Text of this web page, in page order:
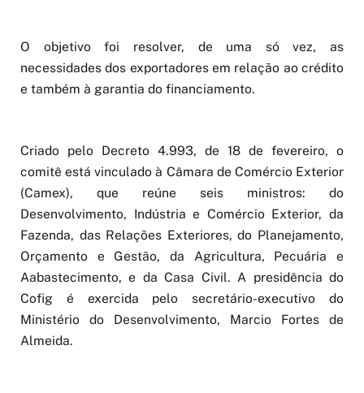
O objetivo foi resolver, de uma só vez, as
necessidades dos exportadores em relação ao crédito
e também à garantia do financiamento.
Criado pelo Decreto 4.993, de 18 de fevereiro, o
comitê está vinculado à Câmara de Comércio Exterior
(Camex), que reúne seis ministros: do
Desenvolvimento, Indústria e Comércio Exterior, da
Fazenda, das Relações Exteriores, do Planejamento,
Orçamento e Gestão, da Agricultura, Pecuária e
Aabastecimento, e da Casa Civil. A presidência do
Cofig é exercida pelo secretário-executivo do
Ministério do Desenvolvimento, Marcio Fortes de
Almeida.